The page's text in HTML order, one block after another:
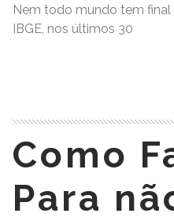
Nem todo mundo tem
IBGE, nos últimos 30
Como
Para